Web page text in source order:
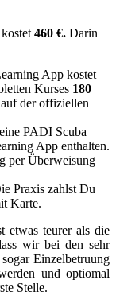
460 €. Darin
App kostet
Kurses 180
der offiziellen
PADI Scuba
App enthalten.
per Überweisung
Praxis zahlst Du
Karte.
teurer als die
wir bei den sehr
Einzelbetruung
und optiomal
Stelle.